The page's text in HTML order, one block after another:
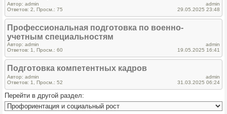
Автор: admin
Ответов: 2, Просм.: 75
admin
29.05.2025 23:48
Профессиональная подготовка по военно-
учетным специальностям
Автор: admin
Ответов: 1, Просм.: 60
admin
19.05.2025 16:41
Подготовка компетентных кадров
Автор: admin
Ответов: 1, Просм.: 52
admin
31.03.2025 06:24
Перейти в другой раздел: